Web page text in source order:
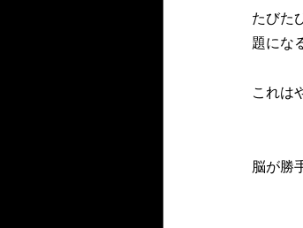
たびた
題にな
これは
脳が勝